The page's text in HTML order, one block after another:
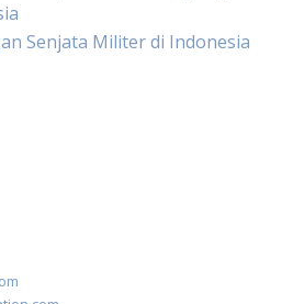
Senjata Militer di Indonesia